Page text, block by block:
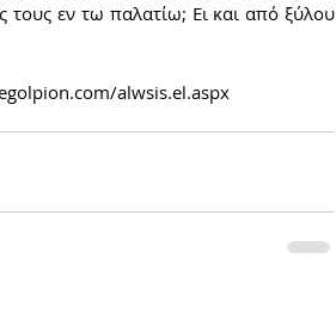
τους εν τω παλατίω; Ει και από ξύλου
alwsis.el.aspx